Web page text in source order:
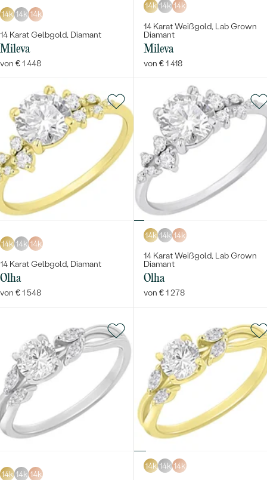
14k 14k 14k
14 Karat Gelbgold, Diamant
Mileva
von € 1 448
14k 14k 14k
14 Karat Weißgold, Lab Grown
Diamant
Mileva
von € 1 418
14k 14k 14k
14 Karat Gelbgold, Diamant
Olha
von € 1 548
14k 14k 14k
14 Karat Weißgold, Lab Grown
Diamant
Olha
von € 1 278
14k 14k 14k
14k 14k 14k